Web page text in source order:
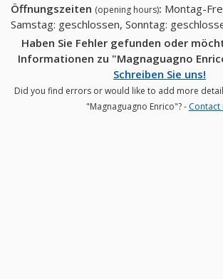
Öffnungszeiten (opening hours): Montag-
Samstag: geschlossen, Sonntag:
Haben Sie Fehler gefunden oder
Informationen zu "Magnaguagno
Schreiben Sie uns!
Did you find errors or would like to add more
"Magnaguagno Enrico"? - Contact